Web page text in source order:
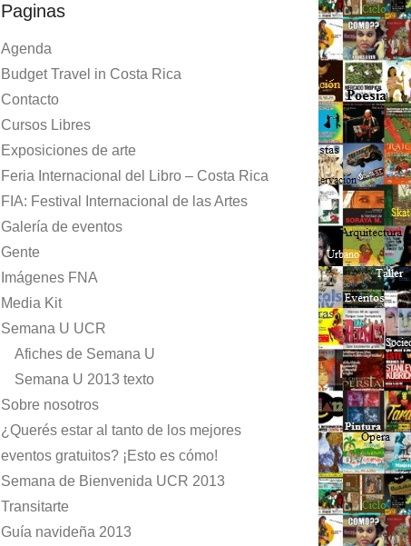
Paginas
Agenda
Budget Travel in Costa Rica
Contacto
Cursos Libres
Exposiciones de arte
Feria Internacional del Libro – Costa Rica
FIA: Festival Internacional de las Artes
Galería de eventos
Gente
Imágenes FNA
Media Kit
Semana U UCR
Afiches de Semana U
Semana U 2013 texto
Sobre nosotros
¿Querés estar al tanto de los mejores
eventos gratuitos? ¡Esto es cómo!
Semana de Bienvenida UCR 2013
Transitarte
Guía navideña 2013